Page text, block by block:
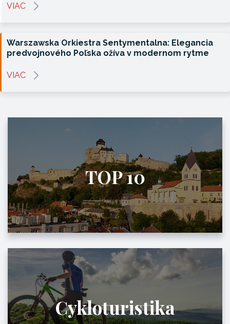
VIAC
Warszawska Orkiestra Sentymentalna: Elegancia
predvojnového Poľska ožíva v modernom rytme
VIAC
TOP 10
Cykloturistika